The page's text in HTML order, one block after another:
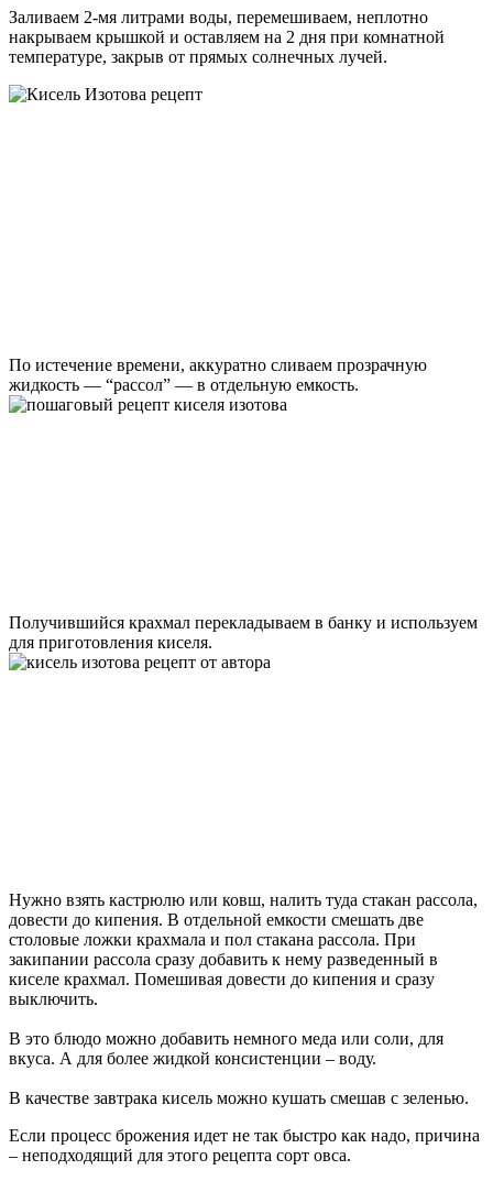
Заливаем 2-мя литрами воды, перемешиваем, неплотно
накрываем крышкой и оставляем на 2 дня при комнатной
температуре, закрыв от прямых солнечных лучей.
По истечение времени, аккуратно сливаем прозрачную
жидкость — “рассол” — в отдельную емкость.
Получившийся крахмал перекладываем в банку и используем
для приготовления киселя.
Нужно взять кастрюлю или ковш, налить туда стакан рассола,
довести до кипения. В отдельной емкости смешать две
столовые ложки крахмала и пол стакана рассола. При
закипании рассола сразу добавить к нему разведенный в
киселе крахмал. Помешивая довести до кипения и сразу
выключить.
В это блюдо можно добавить немного меда или соли, для
вкуса. А для более жидкой консистенции – воду.
В качестве завтрака кисель можно кушать смешав с зеленью.
Если процесс брожения идет не так быстро как надо, причина
– неподходящий для этого рецепта сорт овса.